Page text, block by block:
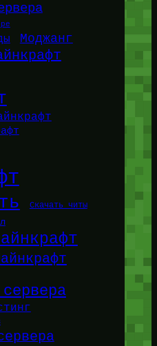
Моджанг
Скачать читы